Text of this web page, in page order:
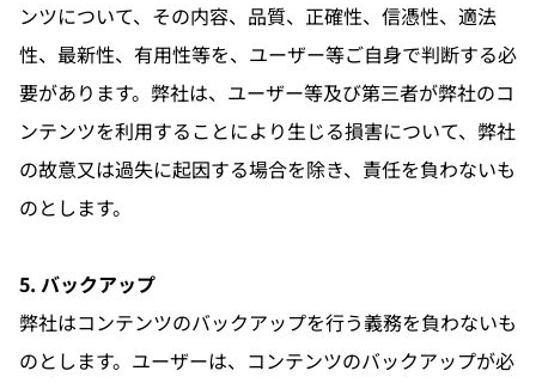
ンツについて、その内容、品質、正確性、信憑性、適法
性、最新性、有用性等を、ユーザー等ご自身で判断する必
要があります。弊社は、ユーザー等及び第三者が弊社のコ
ンテンツを利用することにより生じる損害について、弊社
の故意又は過失に起因する場合を除き、責任を負わないも
のとします。
5. バックアップ
弊社はコンテンツのバックアップを行う義務を負わないも
のとします。ユーザーは、コンテンツのバックアップが必